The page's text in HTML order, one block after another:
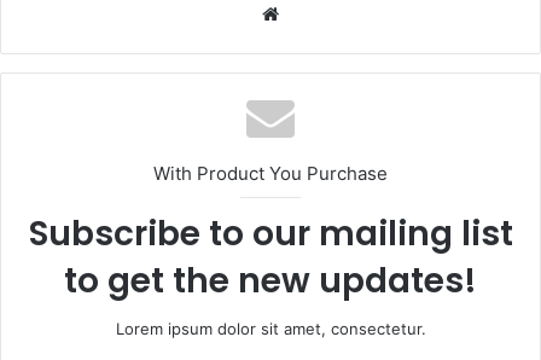
Website
With Product You Purchase
Subscribe to our mailing list
to get the new updates!
Lorem ipsum dolor sit amet, consectetur.